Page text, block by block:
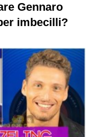
Gennaro
imbecilli?